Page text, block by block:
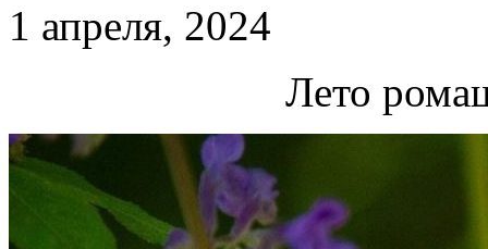
1 апреля, 2024
Лето